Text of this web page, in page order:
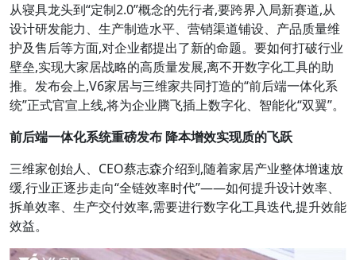
从寝具龙头到“定制2.0”概念的先行者,要跨界入局新赛道,从
设计研发能力、生产制造水平、营销渠道铺设、产品质量维
护及售后等方面,对企业都提出了新的命题。要如何打破行业
壁垒,实现大家居战略的高质量发展,离不开数字化工具的助
推。发布会上,V6家居与三维家共同打造的“前后端一体化系
统”正式官宣上线,将为企业腾飞插上数字化、智能化“双翼”。
前后端一体化系统重磅发布 降本增效实现质的飞跃
三维家创始人、CEO蔡志森介绍到,随着家居产业整体增速放
缓,行业正逐步走向“全链效率时代”——如何提升设计效率、
拆单效率、生产交付效率,需要进行数字化工具迭代,提升效能
效益。